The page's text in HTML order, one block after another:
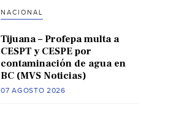
NACIONAL
Tijuana – Profepa multa a
CESPT y CESPE por
contaminación de agua en
BC (MVS Noticias)
07 AGOSTO 2026